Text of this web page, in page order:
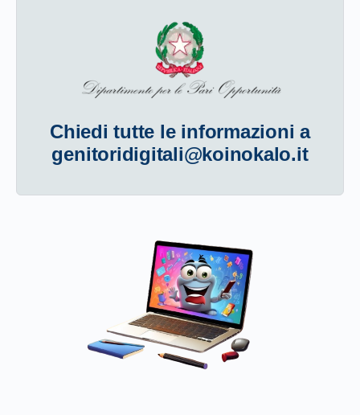
Chiedi tutte le informazioni a
genitoridigitali@koinokalo.it